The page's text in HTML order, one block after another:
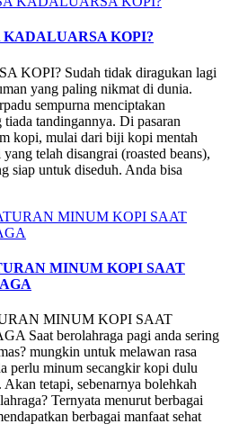
KOPI?
KOPI? Sudah tidak diragukan lagi
yang paling nikmat di dunia.
sempurna menciptakan
tandingannya. Di pasaran
kopi, mulai dari biji kopi mentah
telah disangrai (roasted beans),
siap untuk diseduh. Anda bisa
MINUM KOPI SAAT
MINUM KOPI SAAT
Saat berolahraga pagi anda sering
mungkin untuk melawan rasa
perlu minum secangkir kopi dulu
Akan tetapi, sebenarnya bolehkah
Ternyata menurut berbagai
berbagai manfaat sehat